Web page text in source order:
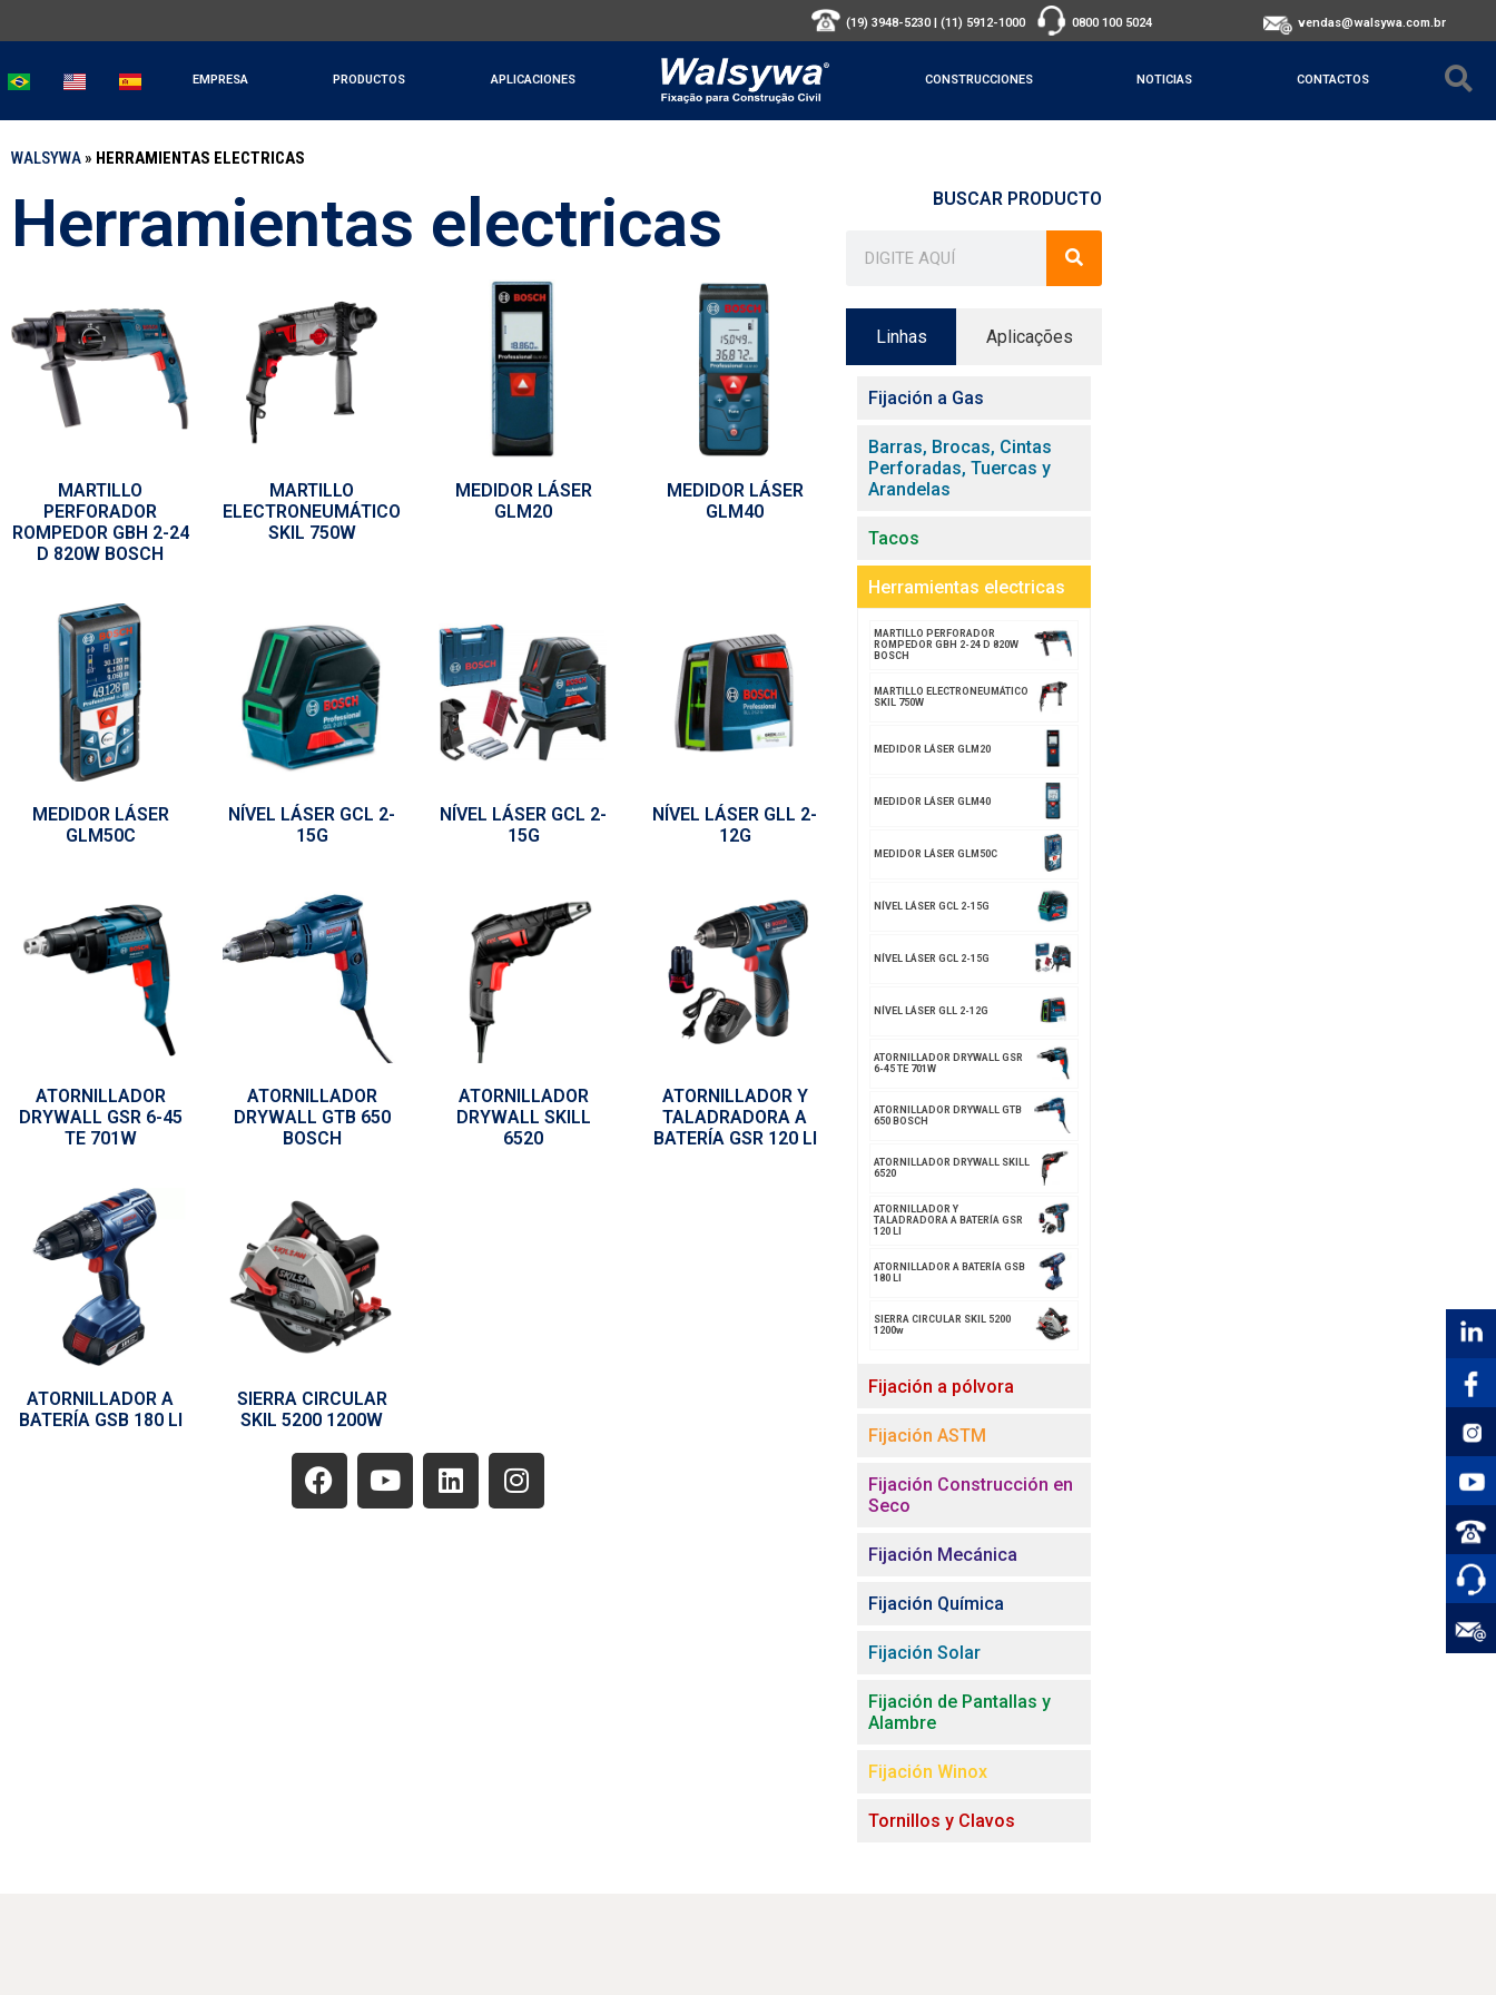
(19) 3948-5230 |(11) 5912-1000 0800 100 5024 vendas@walsywa.com.br
EMPRESA PRODUCTOS APLICACIONES CONSTRUCCIONES NOTICIAS CONTACTOS
WALSYWA» HERRAMIENTAS ELECTRICAS
Herramientas electricas
MARTILLO
PERFORADOR
ROMPEDOR GBH 2-24
D 820W BOSCH
MARTILLO
ELECTRONEUMÁTICO
SKIL 750W
MEDIDOR LÁSER
GLM20
MEDIDOR LÁSER
GLM40
MEDIDOR LÁSER
GLM50C
NÍVEL LÁSER GCL 2-
15G
NÍVEL LÁSER GCL 2-
15G
NÍVEL LÁSER GLL 2-
12G
ATORNILLADOR
DRYWALL GSR 6-45
TE 701W
ATORNILLADOR
DRYWALL GTB 650
BOSCH
ATORNILLADOR
DRYWALL SKILL
6520
ATORNILLADOR Y
TALADRADORA A
BATERÍA GSR 120 LI
ATORNILLADOR A
BATERÍA GSB 180 LI
SIERRA CIRCULAR
SKIL 5200 1200W
BUSCAR PRODUCTO
Linhas Aplicações
Fijación a Gas
Barras, Brocas, Cintas
Perforadas, Tuercas y
Arandelas
Tacos
Herramientas electricas
MARTILLO PERFORADOR
ROMPEDOR GBH 2-24 D 820W
BOSCH
MARTILLO ELECTRONEUMÁTICO
SKIL 750W
MEDIDOR LÁSER GLM20
MEDIDOR LÁSER GLM40
MEDIDOR LÁSER GLM50C
NÍVEL LÁSER GCL 2-15G
NÍVEL LÁSER GCL 2-15G
NÍVEL LÁSER GLL 2-12G
ATORNILLADOR DRYWALL GSR
6-45 TE 701W
ATORNILLADOR DRYWALL GTB
650 BOSCH
ATORNILLADOR DRYWALL SKILL
6520
ATORNILLADOR Y
TALADRADORA A BATERÍA GSR
120 LI
ATORNILLADOR A BATERÍA GSB
180 LI
SIERRA CIRCULAR SKIL 5200
1200w
Fijación a pólvora
Fijación ASTM
Fijación Construcción en
Seco
Fijación Mecánica
Fijación Química
Fijación Solar
Fijación de Pantallas y
Alambre
Fijación Winox
Tornillos y Clavos